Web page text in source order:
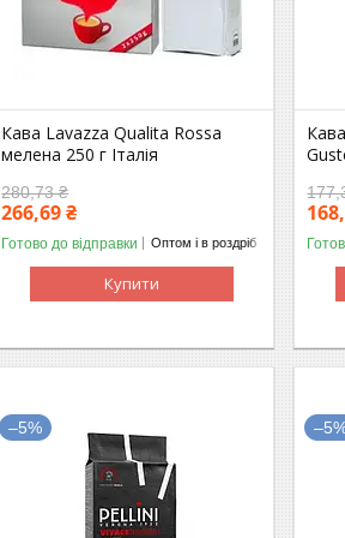
Кава Lavazza Qualita Rossa
мелена 250 г Італія
280,73 ₴
266,69 ₴
Готово до відправки Оптом і в роздріб
Купити
–5%